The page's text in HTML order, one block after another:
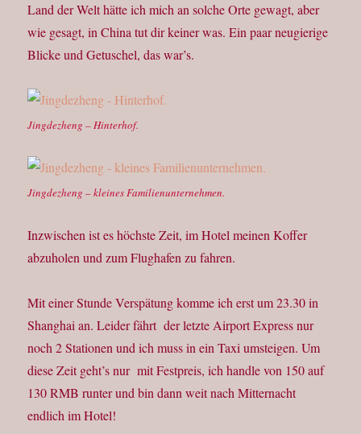
Land der Welt hätte ich mich an solche Orte gewagt, aber
wie gesagt, in China tut dir keiner was. Ein paar neugierige
Blicke und Getuschel, das war’s.
Jingdezheng – Hinterhof.
Jingdezheng – kleines Familienunternehmen.
Inzwischen ist es höchste Zeit, im Hotel meinen Koffer
abzuholen und zum Flughafen zu fahren.
Mit einer Stunde Verspätung komme ich erst um 23.30 in
Shanghai an. Leider fährt der letzte Airport Express nur
noch 2 Stationen und ich muss in ein Taxi umsteigen. Um
diese Zeit geht’s nur mit Festpreis, ich handle von 150 auf
130 RMB runter und bin dann weit nach Mitternacht
endlich im Hotel!